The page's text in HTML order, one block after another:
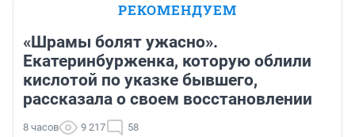
РЕКОМЕНДУЕМ
«Шрамы болят ужасно».
Екатеринбурженка, которую облили
кислотой по указке бывшего,
рассказала о своем восстановлении
8 часов 9 217 58